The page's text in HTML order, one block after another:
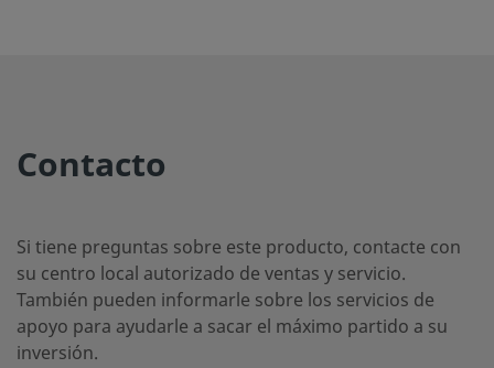
Contacto
Si tiene preguntas sobre este producto, contacte con
su centro local autorizado de ventas y servicio.
También pueden informarle sobre los servicios de
apoyo para ayudarle a sacar el máximo partido a su
inversión.